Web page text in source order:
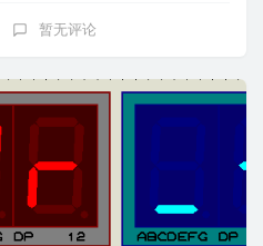
暂无评论